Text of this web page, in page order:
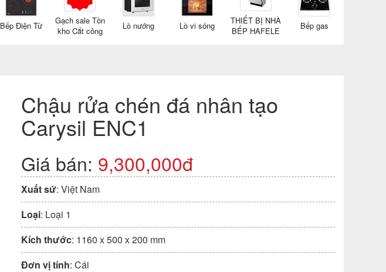
Bếp Điện Từ
Gạch sale Tồn
kho Cắt công
Lò nướng Lò vi sóng
THIẾT BỊ NHÀ
BẾP HAFELE
Bếp gas
Chậu rửa chén đá nhân tạo
Carysil ENC1
Giá bán: 9,300,000đ
Xuất sứ: Việt Nam
Loại: Loại 1
Kích thước: 1160 x 500 x 200 mm
Đơn vị tính: Cái